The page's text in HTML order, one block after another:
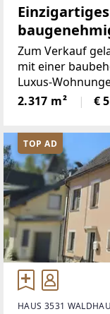
12 Luxus-
Zum Verkauf
mit einer
Luxus-
Stellplätze.Es
bestehend aus
Wohnungen,
2.317 m² €
TOP AD
HAUS 3531